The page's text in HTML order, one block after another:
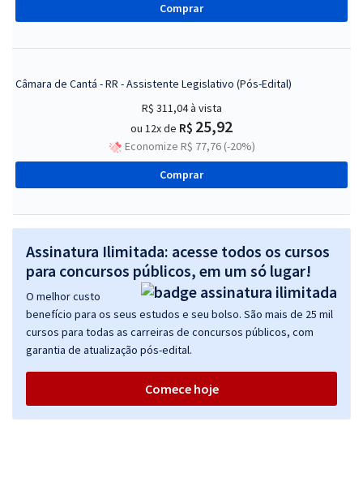
Comprar
Câmara de Cantá - RR - Assistente Legislativo (Pós-Edital)
R$ 311,04à vista
ou 12x de R$ 25,92
Economize R$ 77,76 (-20%)
Comprar
Assinatura Ilimitada: acesse todos os cursos
para concursos públicos, em um só lugar!
O melhor custo
benefício para os seus estudos e seu bolso. São mais de 25 mil
cursos para todas as carreiras de concursos públicos, com
garantia de atualização pós-edital.
Comece hoje